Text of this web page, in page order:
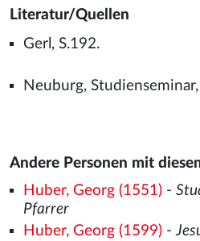
Literatur/Quellen
Gerl, S.192.
Neuburg,
Andere Personen mit
Huber, Georg (1551)-
Pfarrer
Huber, Georg (1599)-